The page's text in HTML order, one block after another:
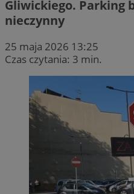
Gliwickiego. Parking
nieczynny
25 maja 2026 13:25
Czas czytania: 3 min.